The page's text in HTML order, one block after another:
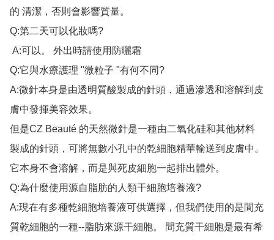
的 清潔，否則會影響質量。
Q:第二天可以化妝嗎?
Q:它與水療護理 "微粒子 "有何不同?
A:微針本身是由透明質酸製成的針頭，通過滲透和溶解到皮
膚中發揮美容效果。
但是CZ Beauté 的天然微針是一種由二氧化硅和其他材料
製成的針頭，可將無數小孔中的乾細胞精華輸送到皮膚中。
它本身不會溶解，而是與死皮細胞一起排出體外。
Q:為什麼使用源自脂肪的人類干細胞培養液?
A:現在有多種乾細胞培養液可供選擇，但我們使用的是間充
質乾細胞的一種--脂肪來源干細胞。 間充質干細胞是最有希